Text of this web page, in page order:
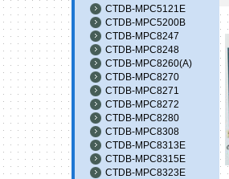
CTDB-MPC5121E
CTDB-MPC5200B
CTDB-MPC8247
CTDB-MPC8248
CTDB-MPC8260(A)
CTDB-MPC8270
CTDB-MPC8271
CTDB-MPC8272
CTDB-MPC8280
CTDB-MPC8308
CTDB-MPC8313E
CTDB-MPC8315E
CTDB-MPC8323E